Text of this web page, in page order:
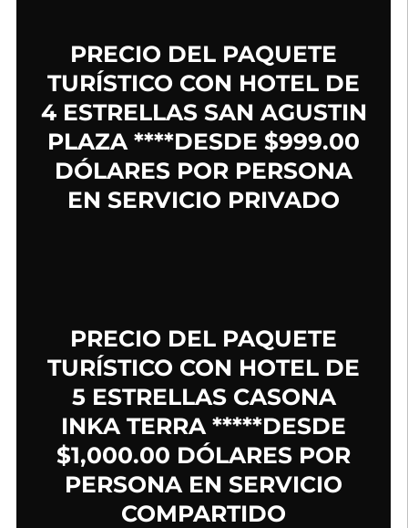
PRECIO DEL PAQUETE
TURÍSTICO CON HOTEL DE
4 ESTRELLAS SAN AGUSTIN
PLAZA ****DESDE $999.00
DÓLARES POR PERSONA
EN SERVICIO PRIVADO
PRECIO DEL PAQUETE
TURÍSTICO CON HOTEL DE
5 ESTRELLAS CASONA
INKA TERRA *****DESDE
$1,000.00 DÓLARES POR
PERSONA EN SERVICIO
COMPARTIDO